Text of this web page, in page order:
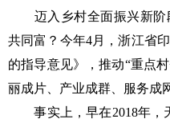
迈入乡村全面振兴新阶
共同富？今年4月，浙江省
的指导意见》，推动“重点
丽成片、产业成群、服务成
事实上，早在2018年，